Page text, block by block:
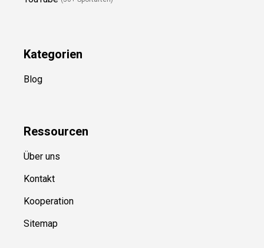
Kategorien
Blog
Ressourcen
Über uns
Kontakt
Kooperation
Sitemap